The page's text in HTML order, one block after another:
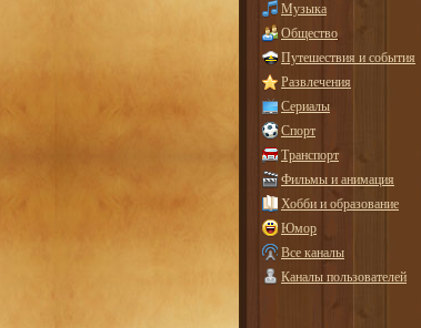
Музыка
Общество
Путешествия и события
Развлечения
Сериалы
Спорт
Транспорт
Фильмы и анимация
Хобби и образование
Юмор
Все каналы
Каналы пользователей